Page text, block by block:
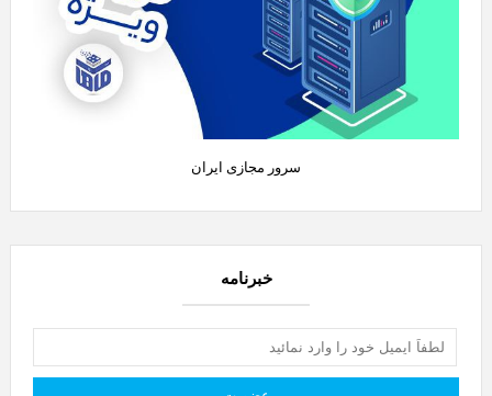
سرور مجازی ایران
خبرنامه